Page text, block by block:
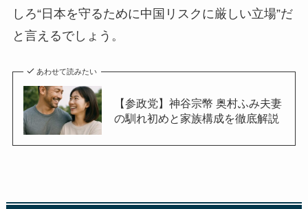
しろ“日本を守るために中国リスクに厳しい立場”だ
と言えるでしょう。
あわせて読みたい
【参政党】神谷宗幣 奥村ふみ夫妻
の馴れ初めと家族構成を徹底解説